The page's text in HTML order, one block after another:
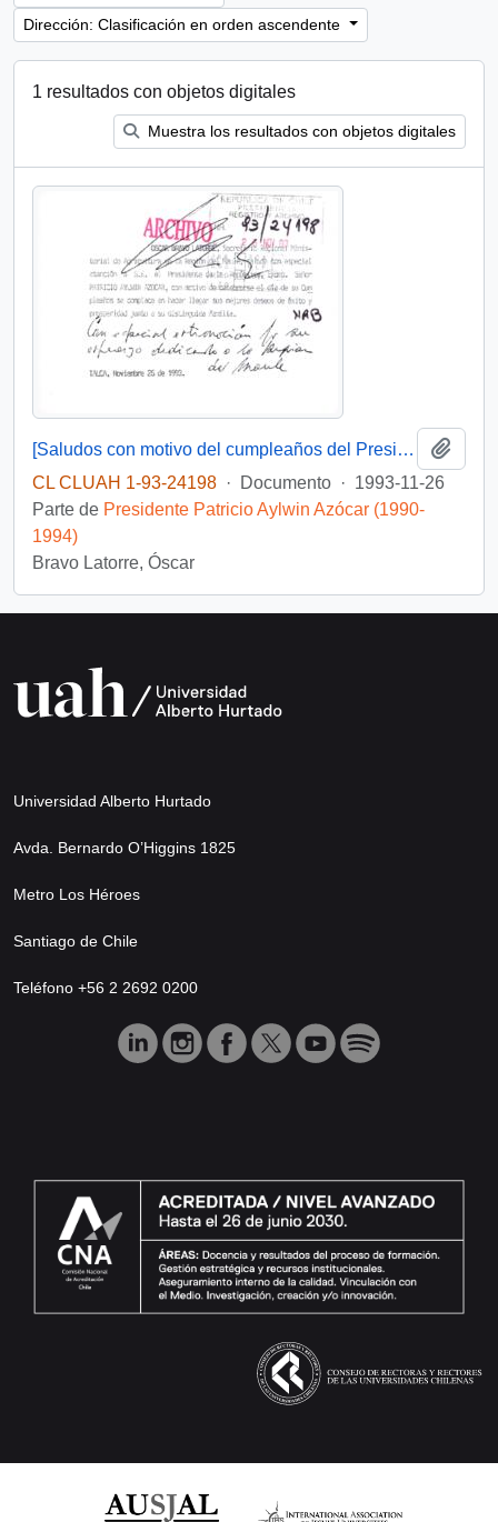
Dirección: Clasificación en orden ascendente
1 resultados con objetos digitales
Muestra los resultados con objetos digitales
[Saludos con motivo del cumpleaños del Presidente]
CL CLUAH 1-93-24198 · Documento · 1993-11-26
Parte de Presidente Patricio Aylwin Azócar (1990-
1994)
Bravo Latorre, Óscar
Universidad Alberto Hurtado
Avda. Bernardo O’Higgins 1825
Metro Los Héroes
Santiago de Chile
Teléfono +56 2 2692 0200